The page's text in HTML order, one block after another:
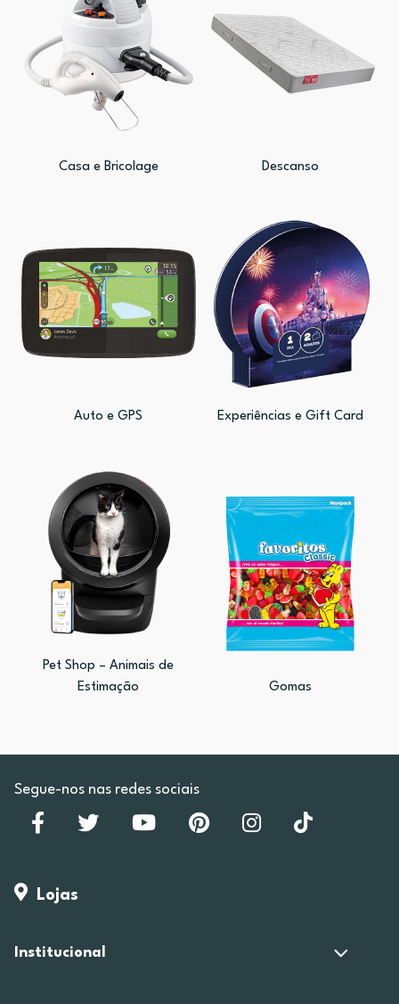
Casa e Bricolage Descanso
Auto e GPS Experiências e Gift Card
Pet Shop – Animais de
Estimação
Gomas
Segue-nos nas redes sociais
Lojas
Institucional